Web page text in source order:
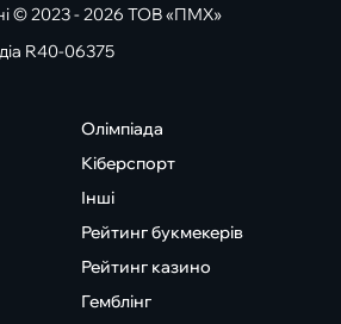
© 2023 - 2026 ТОВ «ПМХ»
R40-06375
Олімпіада
Кіберспорт
Інші
Рейтинг букмекерів
Рейтинг казино
Гемблінг